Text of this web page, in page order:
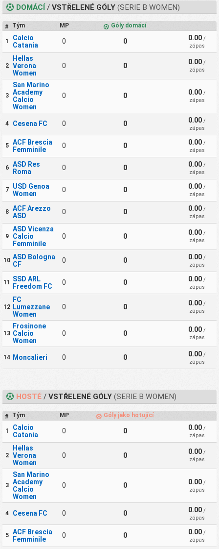
DOMÁCÍ /VSTŘELENÉ GÓLY(SERIE B WOMEN)
# Tým MP Góly domácí
1
Calcio
Catania
0 0 0.00 /
zápas
2
Hellas
Verona
Women
0 0 0.00 /
zápas
3
San Marino
Academy
Calcio
Women
0 0 0.00 /
zápas
4 Cesena FC 0 0 0.00 /
zápas
5
ACF Brescia
Femminile
0 0 0.00 /
zápas
6
ASD Res
Roma
0 0 0.00 /
zápas
7
USD Genoa
Women
0 0 0.00 /
zápas
8
ACF Arezzo
ASD
0 0 0.00 /
zápas
9
ASD Vicenza
Calcio
Femminile
0 0 0.00 /
zápas
10 ASD Bologna
CF
0 0 0.00 /
zápas
11
SSD ARL
Freedom FC
0 0 0.00 /
zápas
12
FC
Lumezzane
Women
0 0 0.00 /
zápas
13
Frosinone
Calcio
Women
0 0 0.00 /
zápas
14 Moncalieri 0 0 0.00 /
zápas
HOSTÉ /VSTŘELENÉ GÓLY(SERIE B WOMEN)
# Tým MP Góly jako hotující
1
Calcio
Catania
0 0 0.00 /
zápas
2
Hellas
Verona
Women
0 0 0.00 /
zápas
3
San Marino
Academy
Calcio
Women
0 0 0.00 /
zápas
4 Cesena FC 0 0 0.00 /
zápas
5
ACF Brescia
Femminile
0 0 0.00 /
zápas